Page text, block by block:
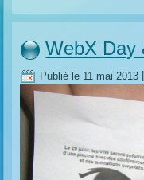
WebX Day
Publié le 11 mai 2013